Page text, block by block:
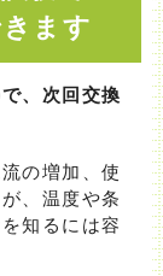
ます
、次回交換
の増加、使
、温度や条
知るには容